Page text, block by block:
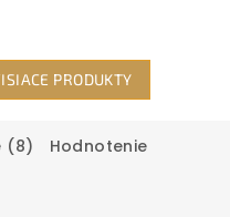
PRODUKTY
(8) Hodnotenie